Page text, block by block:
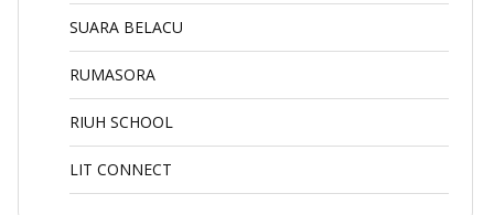
SUARA BELACU
RUMASORA
RIUH SCHOOL
LIT CONNECT